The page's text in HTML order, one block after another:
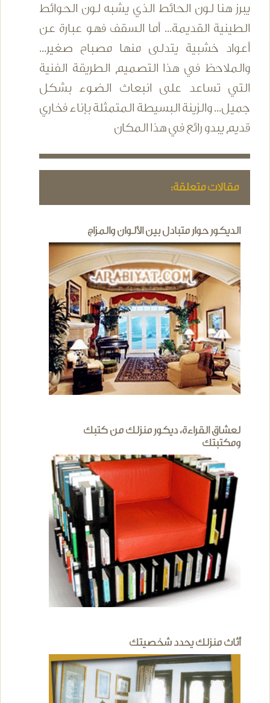
يبرز هنا لون الحائط الذي يشبه لون الحوائط
الطينية القديمة... أما السقف فهو عبارة عن
أعواد خشبية يتدلى منها مصباح صغير...
والملاحظ في هذا التصميم الطريقة الفنية
التي تساعد على انبعاث الضوء بشكل
جميل... والزينة البسيطة المتمثلة بإناء فخاري
قديم يبدو رائع في هذا المكان
مقالات متعلقة:
الديكور حوار متبادل بين الألوان والمزاج
لعشاق القراءة، ديكور منزلك من كتبك
ومكتبتك
أثاث منزلك يحدد شخصيتك